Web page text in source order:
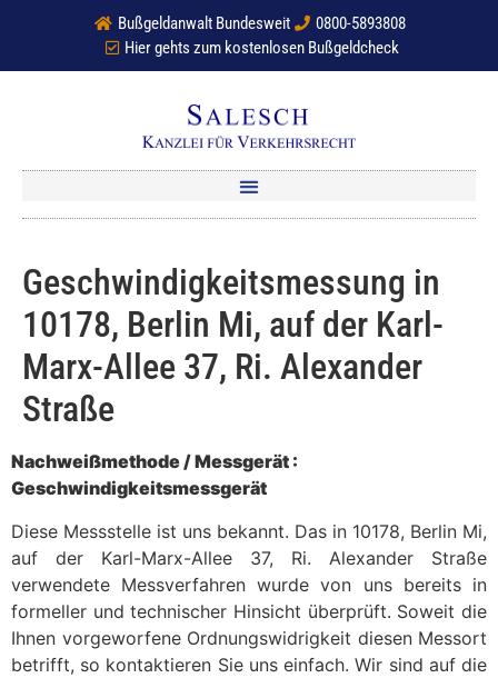
Bußgeldanwalt Bundesweit
0800-5893808
Hier gehts zum kostenlosen Bußgeldcheck
Geschwindigkeitsmessung in
10178, Berlin Mi, auf der Karl-
Marx-Allee 37, Ri. Alexander
Straße
Nachweißmethode / Messgerät :
Geschwindigkeitsmessgerät
Diese Messstelle ist uns bekannt. Das in 10178, Berlin Mi,
auf der Karl-Marx-Allee 37, Ri. Alexander Straße
verwendete Messverfahren wurde von uns bereits in
formeller und technischer Hinsicht überprüft. Soweit die
Ihnen vorgeworfene Ordnungswidrigkeit diesen Messort
betrifft, so kontaktieren Sie uns einfach. Wir sind auf die